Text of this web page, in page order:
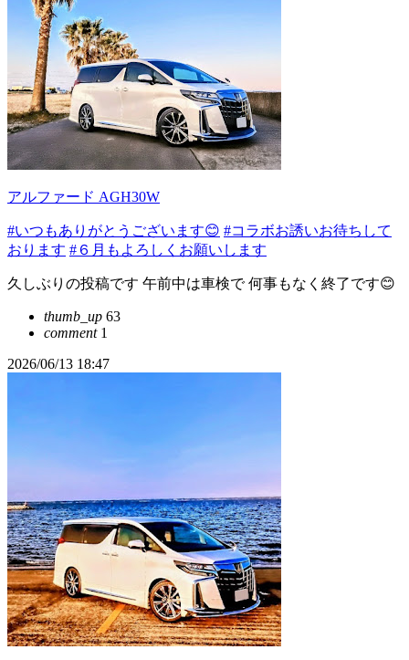
アルファード AGH30W
#いつもありがとうございます😊 #コラボお誘いお待ちして
おります #６月もよろしくお願いします
久しぶりの投稿です 午前中は車検で 何事もなく終了です😊
thumb_up 63
comment1
2026/06/13 18:47